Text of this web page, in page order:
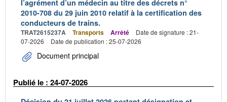
l’agrément d’un médecin au titre des décrets n°
2010-708 du 29 juin 2010 relatif à la certification des
conducteurs de trains.
TRAT2615237A Transports Arrêté
Date de signature : 21-
07-2026
Date de publication : 25-07-2026
Document principal
Publié le : 24-07-2026